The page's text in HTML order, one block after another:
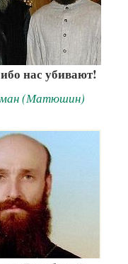
нас убивают!
(Матюшин)